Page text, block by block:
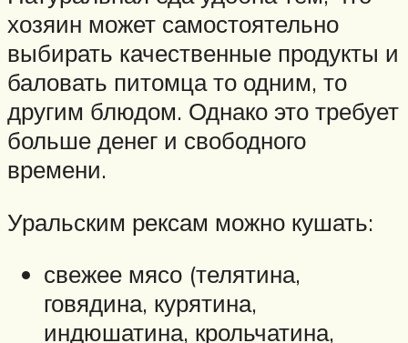
хозяин может самостоятельно
выбирать качественные продукты и
баловать питомца то одним, то
другим блюдом. Однако это требует
больше денег и свободного
времени.
Уральским рексам можно кушать:
свежее мясо (телятина,
говядина, курятина,
индюшатина, крольчатина,